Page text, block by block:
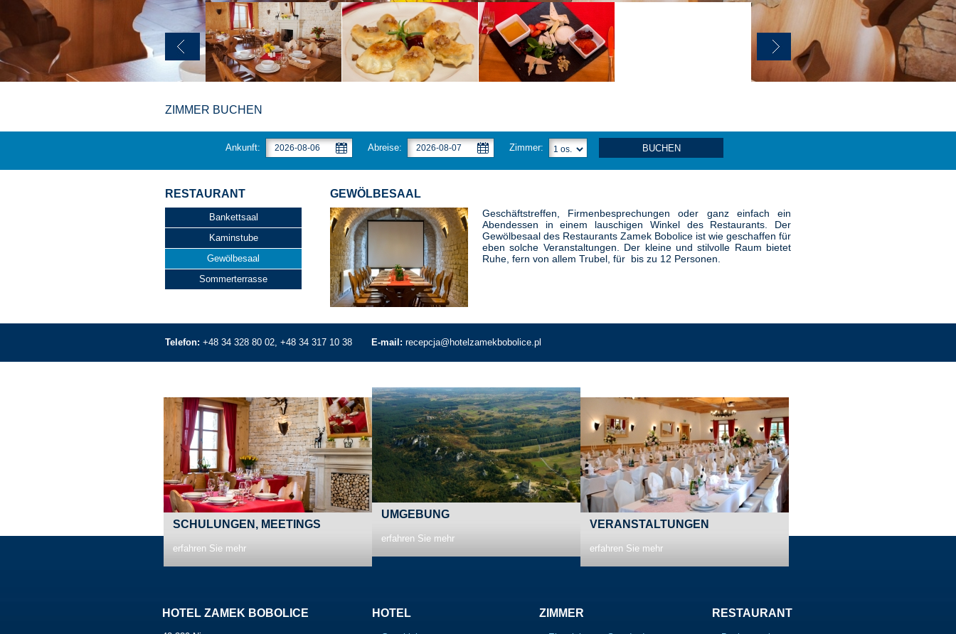
ZIMMER BUCHEN
Ankunft: Abreise: Zimmer: BUCHEN
RESTAURANT GEWÖLBESAAL
Bankettsaal
Kaminstube
Gewölbesaal
Sommerterrasse
Geschäftstreffen, Firmenbesprechungen oder ganz einfach ein
Abendessen in einem lauschigen Winkel des Restaurants. Der
Gewölbesaal des Restaurants Zamek Bobolice ist wie geschaffen für
eben solche Veranstaltungen. Der kleine und stilvolle Raum bietet
Ruhe, fern von allem Trubel, für bis zu 12 Personen.
Telefon: +48 34 328 80 02, +48 34 317 10 38 E-mail: recepcja@hotelzamekbobolice.pl
SCHULUNGEN, MEETINGS
erfahren Sie mehr
UMGEBUNG
erfahren Sie mehr
VERANSTALTUNGEN
erfahren Sie mehr
HOTEL ZAMEK BOBOLICE HOTEL ZIMMER RESTAURANT